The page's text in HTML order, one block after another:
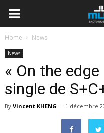
Home News
News
« On the
single de
By Vincent KHENG - 1 décembre